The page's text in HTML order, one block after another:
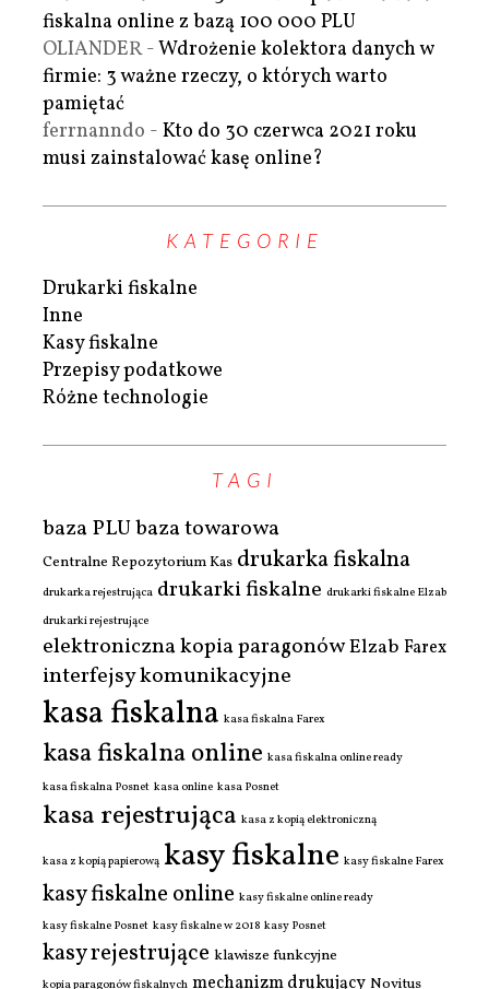
fiskalna online z bazą 100 000 PLU
OLIANDER-Wdrożenie kolektora danych w
firmie: 3 ważne rzeczy, o których warto
pamiętać
ferrnanndo - Kto do 30 czerwca 2021 roku
musi zainstalować kasę online?
KATEGORIE
Drukarki fiskalne
Inne
Kasy fiskalne
Przepisy podatkowe
Różne technologie
TAGI
baza PLUbaza towarowa
Centralne Repozytorium Kas drukarka fiskalna
drukarka rejestrująca drukarki fiskalne drukarki fiskalne Elzab
drukarki rejestrujące
elektroniczna kopia paragonówElzab Farex
interfejsy komunikacyjne
kasa fiskalna kasa fiskalna Farex
kasa fiskalna online kasa fiskalna online ready
kasa fiskalna Posnet kasa online kasa Posnet
kasa rejestrująca kasa z kopią elektroniczną
kasa z kopią papierową kasy fiskalne kasy fiskalne Farex
kasy fiskalne online kasy fiskalne online ready
kasy fiskalne Posnet kasy fiskalne w 2018 kasy Posnet
kasy rejestrujące klawisze funkcyjne
kopia paragonów fiskalnych mechanizm drukujący Novitus